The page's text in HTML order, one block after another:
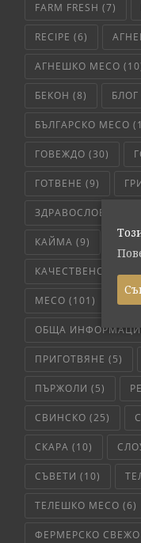
FARM FRESH (7)
RECIPE (6)
АГНЕШКО МЕСО
БЕКОН (8)
БЪЛГАРСКО МЕСО
ГОВЕЖДО (30)
ГОТВЕНЕ (9)
ЗДРАВОСЛОВНО
КАЙМА (9)
КАЧЕСТВЕНО МЕСО
МЕСО (101)
ОБЩА
ПРИГОТВЯНЕ (5)
ПЪРЖОЛИ (5)
СВИНСКО (25)
СКАРА (10)
СЪВЕТИ (10)
ТЕЛЕШКО МЕСО (6)
ФЕРМЕРСКО СВЕЖО